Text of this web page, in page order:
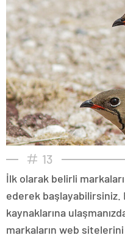
13
İlk olarak belirli
ederek
kaynaklarına
markaların web